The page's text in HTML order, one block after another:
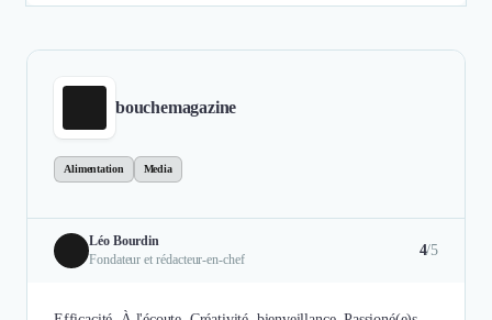
bouchemagazine
Alimentation Media
Léo Bourdin
Fondateur et rédacteur-en-chef
4/5